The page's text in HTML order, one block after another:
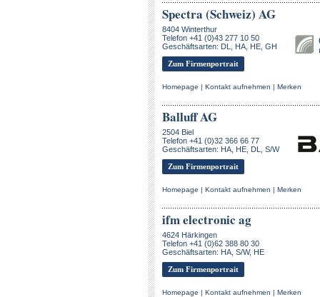
Spectra (Schweiz) AG
8404 Winterthur
Telefon +41 (0)43 277 10 50
Geschäftsarten: DL, HA, HE, GH
Zum Firmenportrait
Homepage | Kontakt aufnehmen | Merken
Balluff AG
2504 Biel
Telefon +41 (0)32 366 66 77
Geschäftsarten: HA, HE, DL, S/W
Zum Firmenportrait
Homepage | Kontakt aufnehmen | Merken
ifm electronic ag
4624 Härkingen
Telefon +41 (0)62 388 80 30
Geschäftsarten: HA, S/W, HE
Zum Firmenportrait
Homepage | Kontakt aufnehmen | Merken